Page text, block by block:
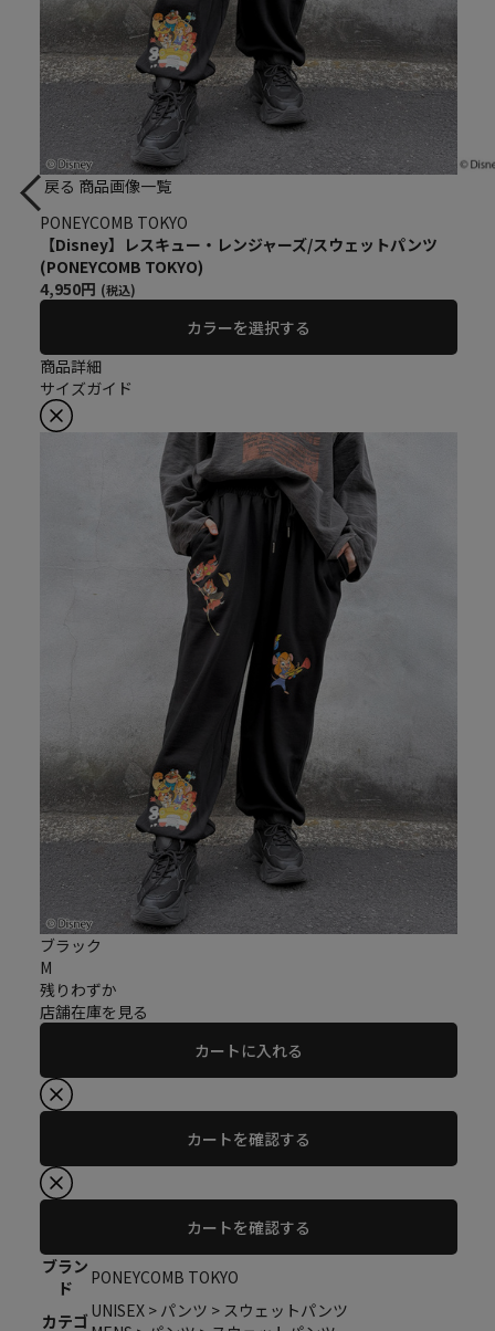
戻る 商品画像一覧
PONEYCOMB TOKYO
【Disney】レスキュー・レンジャーズ/スウェットパンツ
(PONEYCOMB TOKYO)
4,950円 (税込)
カラーを選択する
商品詳細
サイズガイド
ブラック
M
残りわずか
店舗在庫を見る
カートに入れる
カートを確認する
カートを確認する
ブラン
ド
PONEYCOMB TOKYO
カテゴ UNISEX > パンツ > スウェットパンツ